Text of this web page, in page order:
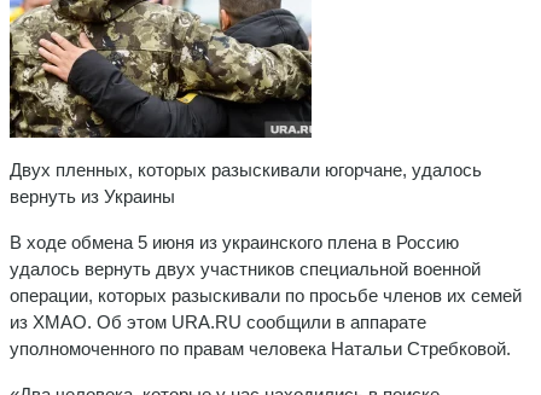
Двух пленных, которых разыскивали югорчане, удалось
вернуть из Украины
В ходе обмена 5 июня из украинского плена в Россию
удалось вернуть двух участников специальной военной
операции, которых разыскивали по просьбе членов их семей
из ХМАО. Об этом URA.RU сообщили в аппарате
уполномоченного по правам человека Натальи Стребковой.